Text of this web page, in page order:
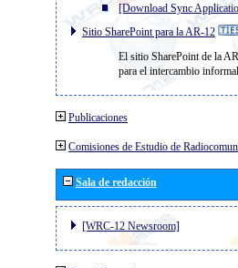
[Download Sync
Sitio SharePoint para la AR-12
El sitio SharePoint de la
para el intercambio
Publicaciones
Comisiones de Estudio de
Sala de redacción
[WRC-12 Newsroom]